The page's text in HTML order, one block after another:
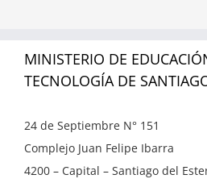
MINISTERIO DE
TECNOLOGÍA DE
24 de Septiembre N° 151
Complejo Juan Felipe Ibarra
4200 – Capital – Santiago del